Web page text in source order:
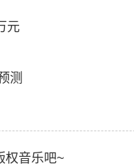
元
测
权音乐吧~